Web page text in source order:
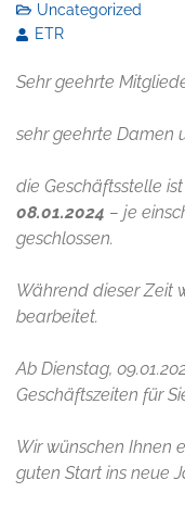
Uncategorized
ETR
Sehr geehrte
sehr geehrte Damen
die Geschäftsstelle
08.01.2024 – je
geschlossen.
Während dieser Zeit
bearbeitet.
Ab Dienstag,
Geschäftszeiten für
Wir wünschen Ihnen
guten Start ins neue